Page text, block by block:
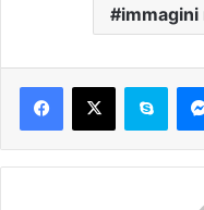
immagini